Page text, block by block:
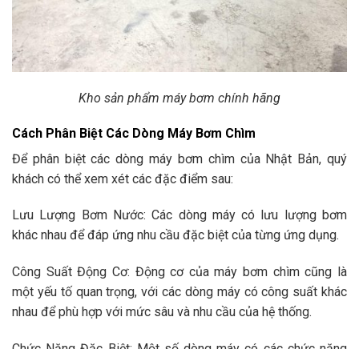
Kho sản phẩm máy bơm chính hãng
Cách Phân Biệt Các Dòng Máy Bơm Chìm
Để phân biệt các dòng máy bơm chìm của Nhật Bản, quý
khách có thể xem xét các đặc điểm sau:
Lưu Lượng Bơm Nước: Các dòng máy có lưu lượng bơm
khác nhau để đáp ứng nhu cầu đặc biệt của từng ứng dụng.
Công Suất Động Cơ: Động cơ của máy bơm chìm cũng là
một yếu tố quan trọng, với các dòng máy có công suất khác
nhau để phù hợp với mức sâu và nhu cầu của hệ thống.